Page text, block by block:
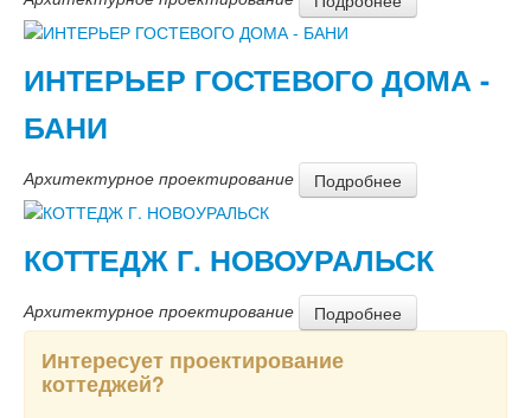
ИНТЕРЬЕР ГОСТЕВОГО ДОМА -
БАНИ
Архитектурное проектирование Подробнее
КОТТЕДЖ Г. НОВОУРАЛЬСК
Архитектурное проектирование Подробнее
Интересует проектирование
коттеджей?